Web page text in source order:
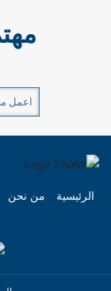
اعمل
الرئيسية من نحن